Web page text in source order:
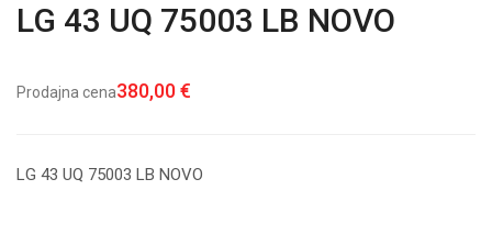
LG 43 UQ 75003 LB NOVO
Prodajna cena380,00 €
LG 43 UQ 75003 LB NOVO